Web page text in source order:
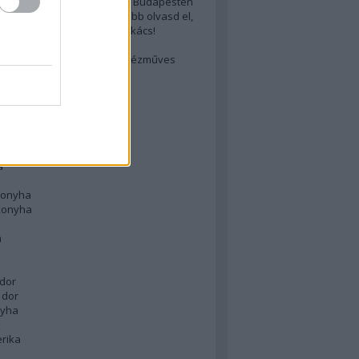
akarsz lenni? Akkor előbb olvasd el,
erről egy magyar szakács!
rejtett kincsei: orosz kézműves